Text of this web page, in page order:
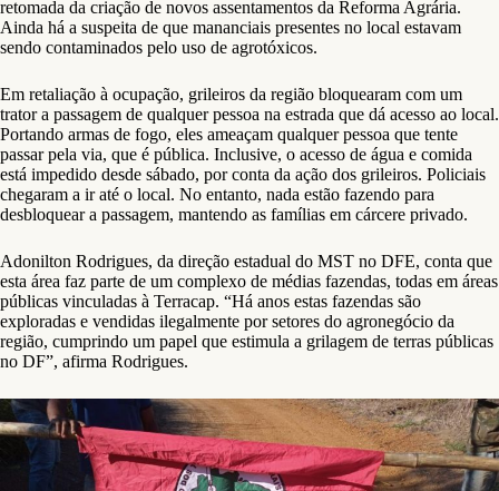
retomada da criação de novos assentamentos da Reforma Agrária.
Ainda há a suspeita de que mananciais presentes no local estavam
sendo contaminados pelo uso de agrotóxicos.
Em retaliação à ocupação, grileiros da região bloquearam com um
trator a passagem de qualquer pessoa na estrada que dá acesso ao local.
Portando armas de fogo, eles ameaçam qualquer pessoa que tente
passar pela via, que é pública. Inclusive, o acesso de água e comida
está impedido desde sábado, por conta da ação dos grileiros. Policiais
chegaram a ir até o local. No entanto, nada estão fazendo para
desbloquear a passagem, mantendo as famílias em cárcere privado.
Adonilton Rodrigues, da direção estadual do MST no DFE, conta que
esta área faz parte de um complexo de médias fazendas, todas em áreas
públicas vinculadas à Terracap. “Há anos estas fazendas são
exploradas e vendidas ilegalmente por setores do agronegócio da
região, cumprindo um papel que estimula a grilagem de terras públicas
no DF”, afirma Rodrigues.